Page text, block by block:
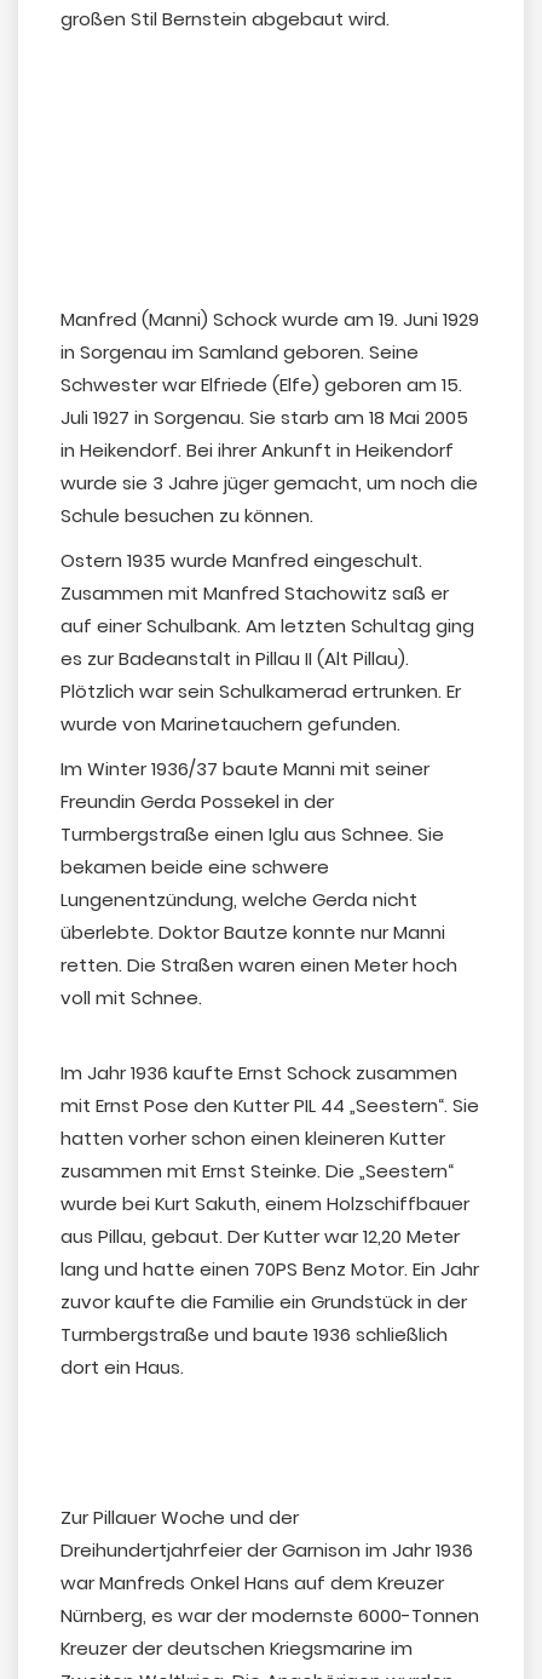
großen Stil Bernstein abgebaut wird.
Manfred (Manni) Schock wurde am 19. Juni 1929
in Sorgenau im Samland geboren. Seine
Schwester war Elfriede (Elfe) geboren am 15.
Juli 1927 in Sorgenau. Sie starb am 18 Mai 2005
in Heikendorf. Bei ihrer Ankunft in Heikendorf
wurde sie 3 Jahre jüger gemacht, um noch die
Schule besuchen zu können.
Ostern 1935 wurde Manfred eingeschult.
Zusammen mit Manfred Stachowitz saß er
auf einer Schulbank. Am letzten Schultag ging
es zur Badeanstalt in Pillau II (Alt Pillau).
Plötzlich war sein Schulkamerad ertrunken. Er
wurde von Marinetauchern gefunden.
Im Winter 1936/37 baute Manni mit seiner
Freundin Gerda Possekel in der
Turmbergstraße einen Iglu aus Schnee. Sie
bekamen beide eine schwere
Lungenentzündung, welche Gerda nicht
überlebte. Doktor Bautze konnte nur Manni
retten. Die Straßen waren einen Meter hoch
voll mit Schnee.
Im Jahr 1936 kaufte Ernst Schock zusammen
mit Ernst Pose den Kutter PIL 44 „Seestern“. Sie
hatten vorher schon einen kleineren Kutter
zusammen mit Ernst Steinke. Die „Seestern“
wurde bei Kurt Sakuth, einem Holzschiffbauer
aus Pillau, gebaut. Der Kutter war 12,20 Meter
lang und hatte einen 70PS Benz Motor. Ein Jahr
zuvor kaufte die Familie ein Grundstück in der
Turmbergstraße und baute 1936 schließlich
dort ein Haus.
Zur Pillauer Woche und der
Dreihundertjahrfeier der Garnison im Jahr 1936
war Manfreds Onkel Hans auf dem Kreuzer
Nürnberg, es war der modernste 6000-Tonnen
Kreuzer der deutschen Kriegsmarine im